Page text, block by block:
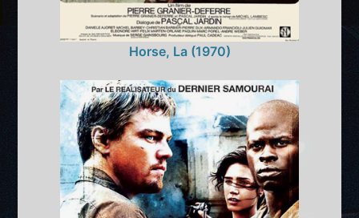
Horse, La (1970)